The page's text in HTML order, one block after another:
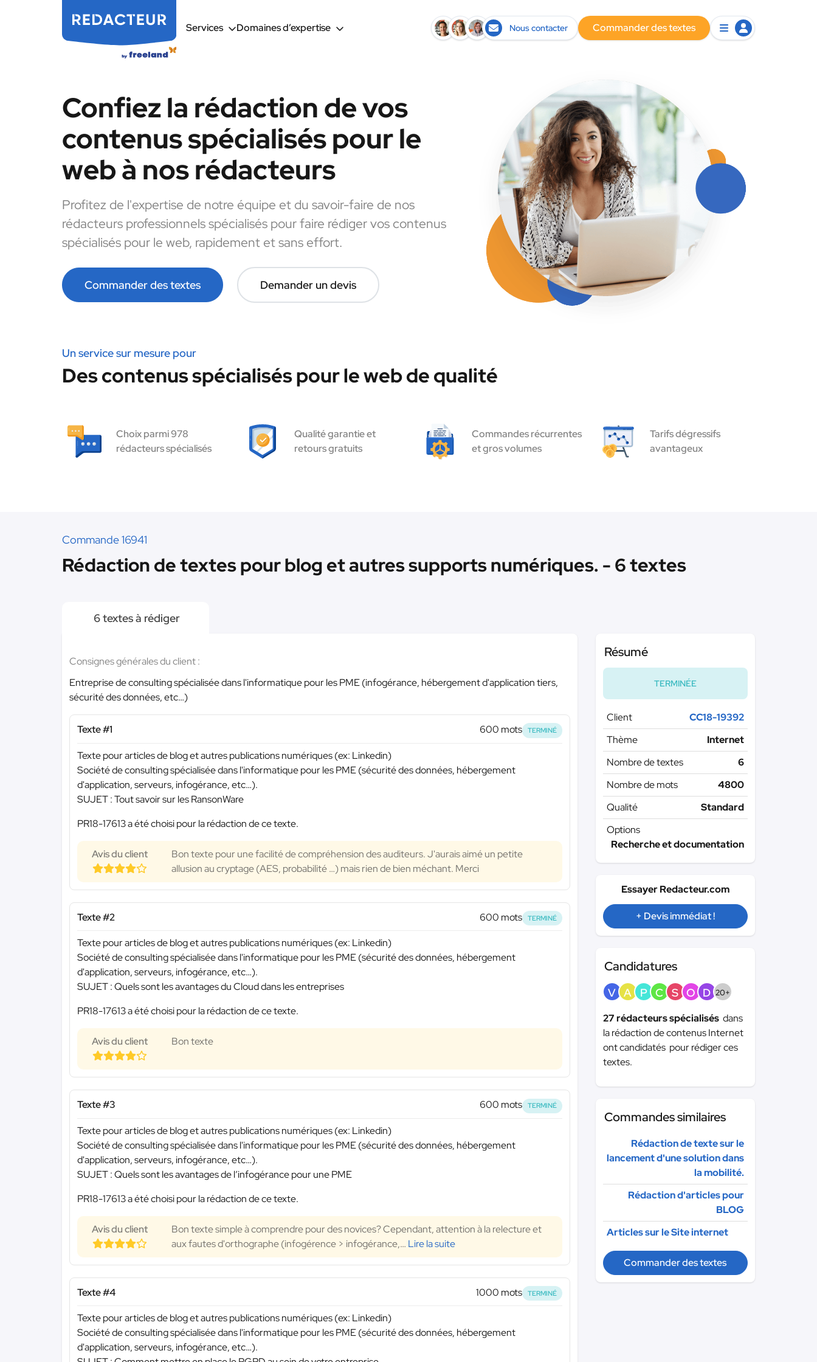
Services Domaines d’expertise Nous contacter Commander des textes
Confiez la rédaction de vos
contenus spécialisés pour le
web à nos rédacteurs
Profitez de l'expertise de notre équipe et du savoir-faire de nos
rédacteurs professionnels spécialisés pour faire rédiger vos contenus
spécialisés pour le web, rapidement et sans effort.
Commander des textes Demander un devis
Un service sur mesure pour
Des contenus spécialisés pour le web de qualité
Choix parmi 978
rédacteurs spécialisés
Qualité garantie et
retours gratuits
Commandes récurrentes
et gros volumes
Tarifs dégressifs
avantageux
Commande 16941
Rédaction de textes pour blog et autres supports numériques. - 6 textes
6 textes à rédiger
Consignes générales du client :
Entreprise de consulting spécialisée dans l'informatique pour les PME (infogérance, hébergement d'application tiers,
sécurité des données, etc…)
Texte #1 600 mots TERMINÉ
Texte pour articles de blog et autres publications numériques (ex: Linkedin)
Société de consulting spécialisée dans l'informatique pour les PME (sécurité des données, hébergement
d'application, serveurs, infogérance, etc…).
SUJET : Tout savoir sur les RansonWare
PR18-17613 a été choisi pour la rédaction de ce texte.
Avis du client
Bon texte pour une facilité de compréhension des auditeurs. J'aurais aimé un petite
allusion au cryptage (AES, probabilité …) mais rien de bien méchant. Merci
Texte #2 600 mots TERMINÉ
Texte pour articles de blog et autres publications numériques (ex: Linkedin)
Société de consulting spécialisée dans l'informatique pour les PME (sécurité des données, hébergement
d'application, serveurs, infogérance, etc…).
SUJET : Quels sont les avantages du Cloud dans les entreprises
PR18-17613 a été choisi pour la rédaction de ce texte.
Avis du client Bon texte
Texte #3 600 mots TERMINÉ
Texte pour articles de blog et autres publications numériques (ex: Linkedin)
Société de consulting spécialisée dans l'informatique pour les PME (sécurité des données, hébergement
d'application, serveurs, infogérance, etc…).
SUJET : Quels sont les avantages de l’infogérance pour une PME
PR18-17613 a été choisi pour la rédaction de ce texte.
Avis du client
Bon texte simple à comprendre pour des novices? Cependant, attention à la relecture et
aux fautes d'orthographe (infogérence > infogérance,… Lire la suite
Texte #4 1000 mots TERMINÉ
Texte pour articles de blog et autres publications numériques (ex: Linkedin)
Société de consulting spécialisée dans l'informatique pour les PME (sécurité des données, hébergement
d'application, serveurs, infogérance, etc…).
Résumé
TERMINÉE
Client
CC18-19392
Thème
Internet
Nombre de textes
6
Nombre de mots
4800
Qualité
Standard
Options
Recherche et documentation
Essayer Redacteur.com
+ Devis immédiat !
Candidatures
V A P C S O D 20+
27 rédacteurs spécialisés dans
la rédaction de contenus Internet
ont candidatés pour rédiger ces
textes.
Commandes similaires
Rédaction de texte sur le
lancement d'une solution dans
la mobilité.
Rédaction d'articles pour
BLOG
Articles sur le Site internet
Commander des textes